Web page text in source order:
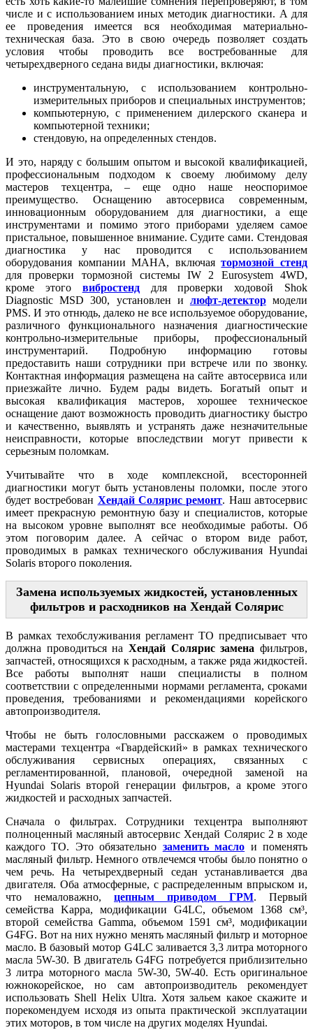
числе и с использованием иных методик диагностики. А для
ее проведения имеется вся необходимая материально-
техническая база. Это в свою очередь позволяет создать
условия чтобы проводить все востребованные для
четырехдверного седана виды диагностики, включая:
инструментальную, с использованием контрольно-
измерительных приборов и специальных инструментов;
компьютерную, с применением дилерского сканера и
компьютерной техники;
стендовую, на определенных стендов.
И это, наряду с большим опытом и высокой квалификацией,
профессиональным подходом к своему любимому делу
мастеров техцентра, – еще одно наше неоспоримое
преимущество. Оснащению автосервиса современным,
инновационным оборудованием для диагностики, а еще
инструментами и помимо этого приборами уделяем самое
пристальное, повышенное внимание. Судите сами. Стендовая
диагностика у нас проводится с использованием
оборудования компании MAHA, включаятормозной стенд
для проверки тормозной системы IW 2 Eurosystem 4WD,
кроме этого вибростенддля проверки ходовой Shok
Diagnostic MSD 300, установлен и люфт-детектормодели
PMS. И это отнюдь, далеко не все используемое оборудование,
различного функционального назначения диагностические
контрольно-измерительные приборы, профессиональный
инструментарий. Подробную информацию готовы
предоставить наши сотрудники при встрече или по звонку.
Контактная информация размещена на сайте автосервиса или
приезжайте лично. Будем рады видеть. Богатый опыт и
высокая квалификация мастеров, хорошее техническое
оснащение дают возможность проводить диагностику быстро
и качественно, выявлять и устранять даже незначительные
неисправности, которые впоследствии могут привести к
серьезным поломкам.
Учитывайте что в ходе комплексной, всесторонней
диагностики могут быть установлены поломки, после этого
будет востребован Хендай Солярис ремонт. Наш автосервис
имеет прекрасную ремонтную базу и специалистов, которые
на высоком уровне выполнят все необходимые работы. Об
этом поговорим далее. А сейчас о втором виде работ,
проводимых в рамках технического обслуживания Hyundai
Solaris второго поколения.
Замена используемых жидкостей, установленных
фильтров и расходников на Хендай Солярис
В рамках техобслуживания регламент ТО предписывает что
должна проводиться на Хендай Солярис замена фильтров,
запчастей, относящихся к расходным, а также ряда жидкостей.
Все работы выполнят наши специалисты в полном
соответствии с определенными нормами регламента, сроками
проведения, требованиями и рекомендациями корейского
автопроизводителя.
Чтобы не быть голословными расскажем о проводимых
мастерами техцентра «Гвардейский» в рамках технического
обслуживания сервисных операциях, связанных с
регламентированной, плановой, очередной заменой на
Hyundai Solaris второй генерации фильтров, а кроме этого
жидкостей и расходных запчастей.
Сначала о фильтрах. Сотрудники техцентра выполняют
полноценный масляный автосервис Хендай Солярис 2 в ходе
каждого ТО. Это обязательно заменить масло и поменять
масляный фильтр. Немного отвлечемся чтобы было понятно о
чем речь. На четырехдверный седан устанавливается два
двигателя. Оба атмосферные, с распределенным впрыском и,
что немаловажно, цепным приводом ГРМ. Первый
семейства Kappa, модификации G4LC, объемом 1368 см³,
второй семейства Gamma, объемом 1591 см³, модификации
G4FG. Вот на них нужно менять масляный фильтр и моторное
масло. В базовый мотор G4LC заливается 3,3 литра моторного
масла 5W-30. В двигатель G4FG потребуется приблизительно
3 литра моторного масла 5W-30, 5W-40. Есть оригинальное
южнокорейское, но сам автопроизводитель рекомендует
использовать Shell Helix Ultra. Хотя зальем какое скажите и
порекомендуем исходя из опыта практической эксплуатации
этих моторов, в том числе на других моделях Hyundai.